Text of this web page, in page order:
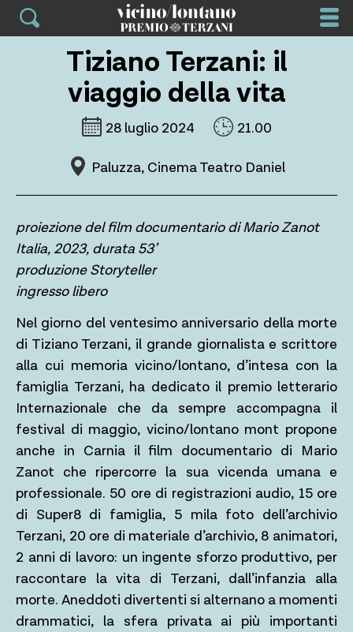
Skip
Tiziano Terzani: il
viaggio della vita
28 luglio 2024 21.00
Paluzza, Cinema Teatro Daniel
proiezione del film documentario di Mario Zanot
Italia, 2023, durata 53’
produzione Storyteller
ingresso libero
Nel giorno del ventesimo anniversario della morte
di Tiziano Terzani, il grande giornalista e scrittore
alla cui memoria vicino/lontano, d’intesa con la
famiglia Terzani, ha dedicato il premio letterario
Internazionale che da sempre accompagna il
festival di maggio, vicino/lontano mont propone
anche in Carnia il film documentario di Mario
Zanot che ripercorre la sua vicenda umana e
professionale. 50 ore di registrazioni audio, 15 ore
di Super8 di famiglia, 5 mila foto dell’archivio
Terzani, 20 ore di materiale d’archivio, 8 animatori,
2 anni di lavoro: un ingente sforzo produttivo, per
raccontare la vita di Terzani, dall’infanzia alla
morte. Aneddoti divertenti si alternano a momenti
drammatici, la sfera privata ai più importanti